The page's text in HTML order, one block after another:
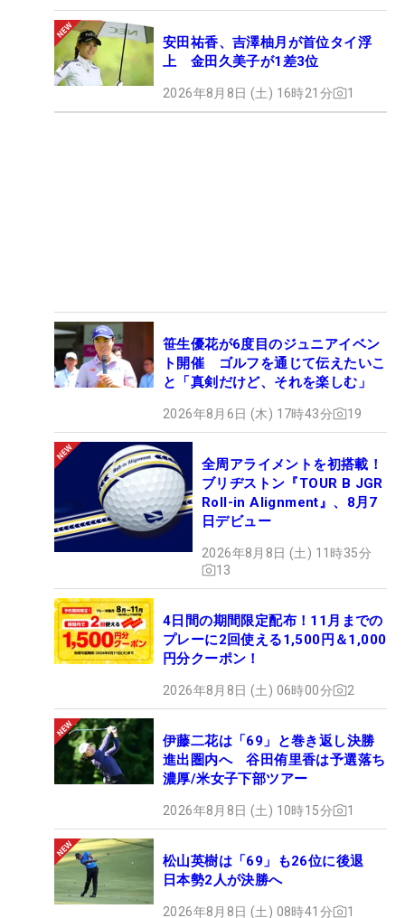
安田祐香、吉澤柚月が首位タイ浮
上 金田久美子が1差3位
2026年8月8日 (土) 16時21分 1
笹生優花が6度目のジュニアイベン
ト開催 ゴルフを通じて伝えたいこ
と「真剣だけど、それを楽しむ」
2026年8月6日 (木) 17時43分 19
全周アライメントを初搭載！
ブリヂストン『TOUR B JGR
Roll-in Alignment』、8月7
日デビュー
2026年8月8日 (土) 11時35分
13
4日間の期間限定配布！11月までの
プレーに2回使える1,500円＆1,000
円分クーポン！
2026年8月8日 (土) 06時00分 2
伊藤二花は「69」と巻き返し決勝
進出圏内へ 谷田侑里香は予選落ち
濃厚/米女子下部ツアー
2026年8月8日 (土) 10時15分 1
松山英樹は「69」も26位に後退
日本勢2人が決勝へ
2026年8月8日 (土) 08時41分 1